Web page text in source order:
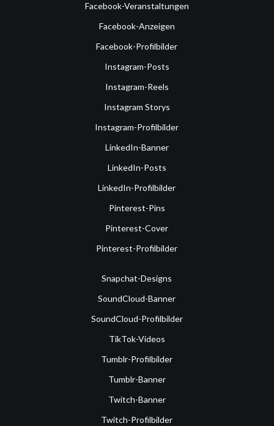
Facebook-Veranstaltungen
Facebook-Anzeigen
Facebook-Profilbilder
Instagram-Posts
Instagram-Reels
Instagram Storys
Instagram-Profilbilder
LinkedIn-Banner
LinkedIn-Posts
LinkedIn-Profilbilder
Pinterest-Pins
Pinterest-Cover
Pinterest-Profilbilder
Snapchat-Designs
SoundCloud-Banner
SoundCloud-Profilbilder
TikTok-Videos
Tumblr-Profilbilder
Tumblr-Banner
Twitch-Banner
Twitch-Profilbilder